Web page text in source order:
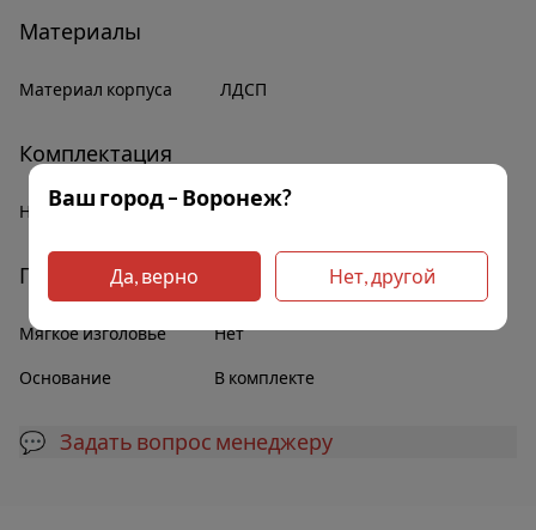
Материалы
Материал корпуса ЛДСП
Комплектация
Наличие полок Нет
Прочее
Мягкое изголовье Нет
Основание В комплекте
💬 Задать вопрос менеджеру
Ваш город – Воронеж?
Да, верно Нет, другой